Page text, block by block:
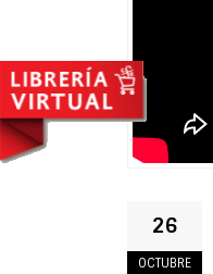
26
OCTUBRE